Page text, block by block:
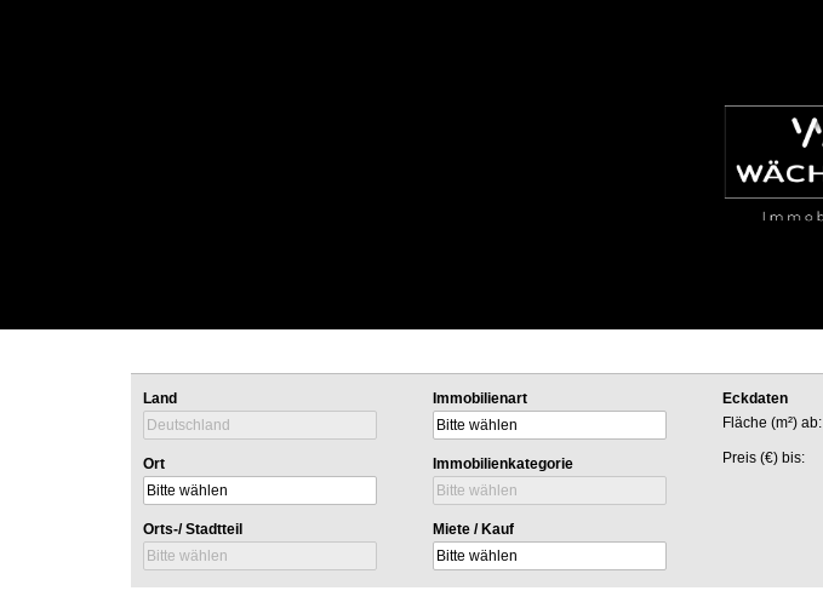
Land
Ort
Orts-/ Stadtteil
Immobilienart
Immobilienkategorie
Miete / Kauf
Eckdaten
Fläche (m²) ab:
Preis (€) bis: